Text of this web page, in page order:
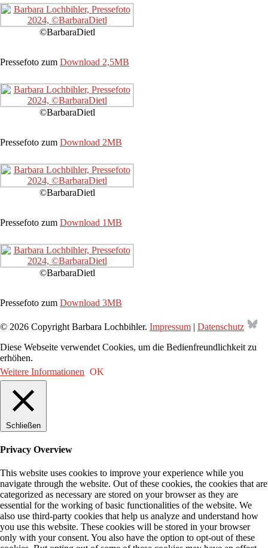
©BarbaraDietl
Pressefoto zum Download 2,5MB
©BarbaraDietl
Pressefoto zum Download 2MB
©BarbaraDietl
Pressefoto zum Download 1MB
©BarbaraDietl
Pressefoto zum Download 3MB
© 2026 Copyright Barbara Lochbihler. Impressum | Datenschutz
Diese Webseite verwendet Cookies, um die Bedienfreundlichkeit zu
erhöhen.
Weitere Informationen OK
Schließen
Privacy Overview
This website uses cookies to improve your experience while you
navigate through the website. Out of these cookies, the cookies that are
categorized as necessary are stored on your browser as they are
essential for the working of basic functionalities of the website. We
also use third-party cookies that help us analyze and understand how
you use this website. These cookies will be stored in your browser
only with your consent. You also have the option to opt-out of these